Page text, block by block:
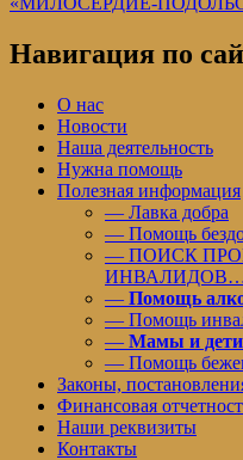
Навигация по
О нас
Новости
Наша деятельность
Нужна помощь
Полезная информация
— Лавка добра
— Помощь
— ПОИСК
— Помощь
— Помощь
— Мамы и дети
— Помощь
Законы,
Финансовая
Наши реквизиты
Контакты